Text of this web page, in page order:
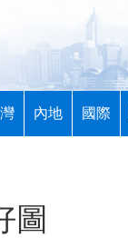
內地 國際
圖